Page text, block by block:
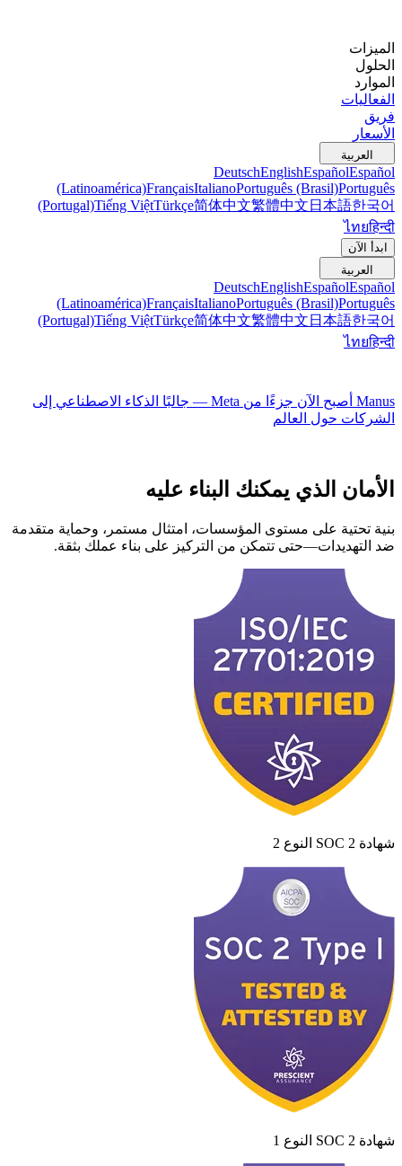
الميزات
الحلول
الموارد
الفعاليات
فريق
الأسعار
العربية
DeutschEnglishEspañolEspañol
(Latinoamérica)FrançaisItalianoPortuguês (Brasil)Português
(Portugal)Tiếng ViệtTürkçe简体中文繁體中文 日本語한국어
ไทยहिन्दी
ابدأ الآن
العربية
DeutschEnglishEspañolEspañol
(Latinoamérica)FrançaisItalianoPortuguês (Brasil)Português
(Portugal)Tiếng ViệtTürkçe简体中文繁體中文 日本語한국어
ไทยहिन्दी
Manus أصبح الآن جزءًا من Meta — جالبًا الذكاء الاصطناعي إلى
الشركات حول العالم
الأمان الذي يمكنك البناء عليه
بنية تحتية على مستوى المؤسسات، امتثال مستمر، وحماية متقدمة
ضد التهديدات—حتى تتمكن من التركيز على بناء عملك بثقة.
شهادة SOC 2 النوع 2
شهادة SOC 2 النوع 1